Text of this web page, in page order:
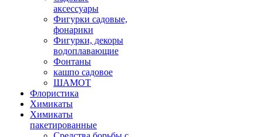
аксессуары
Фигурки садовые,
фонарики
Фигурки, декоры
водоплавающие
Фонтаны
кашпо садовое
ШАМОТ
Флористика
Химикаты
Химикаты
пакетированные